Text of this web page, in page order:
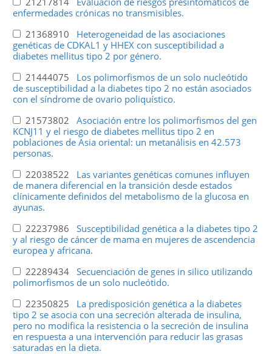
enfermedades crónicas no transmisibles.
21368910 Heterogeneidad de las asociaciones
genéticas de CDKAL1 y HHEX con susceptibilidad a
diabetes mellitus tipo 2 por género.
21444075 Los polimorfismos de un solo nucleótido
de susceptibilidad a la diabetes tipo 2 no están asociados
con el síndrome de ovario poliquístico.
21573802 Asociación entre los polimorfismos del gen
KCNJ11 y el riesgo de diabetes mellitus tipo 2 en
poblaciones de Asia oriental: un metanálisis en 42.573
personas.
22038522 Las variantes genéticas comunes influyen
de manera diferencial en la transición desde estados
clínicamente definidos del metabolismo de la glucosa en
ayunas.
22237986 Susceptibilidad genética a la diabetes tipo 2
y al riesgo de cáncer de mama en mujeres de ascendencia
europea y africana.
22289434 Secuenciación de genes in silico utilizando
polimorfismos de un solo nucleótido.
22350825 La predisposición genética a la diabetes
tipo 2 se asocia con una secreción alterada de insulina,
pero no modifica la resistencia o la secreción de insulina
en respuesta a una intervención para reducir las grasas
saturadas en la dieta.